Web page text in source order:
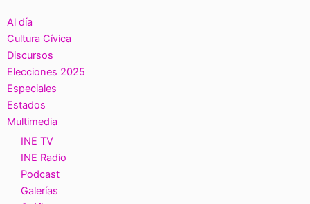
Al día
Cultura Cívica
Discursos
Elecciones 2025
Especiales
Estados
Multimedia
INE TV
INE Radio
Podcast
Galerías